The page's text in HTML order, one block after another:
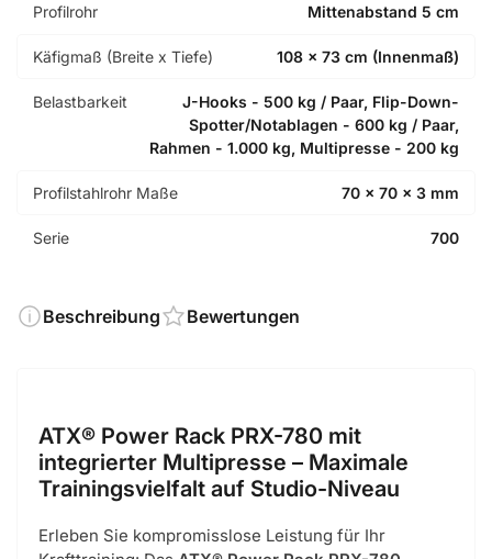
Profilrohr
Mittenabstand 5 cm
Käfigmaß (Breite x Tiefe) 108 x 73 cm (Innenmaß)
Belastbarkeit
J-Hooks - 500 kg / Paar, Flip-Down-
Spotter/Notablagen - 600 kg / Paar,
Rahmen - 1.000 kg, Multipresse - 200 kg
Profilstahlrohr Maße 70 x 70 x 3 mm
Serie 700
Beschreibung Bewertungen
ATX® Power Rack PRX-780 mit
integrierter Multipresse – Maximale
Trainingsvielfalt auf Studio-Niveau
Erleben Sie kompromisslose Leistung für Ihr